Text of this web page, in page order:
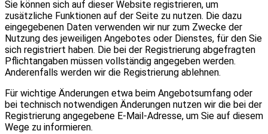
Sie können sich auf dieser Website registrieren, um
zusätzliche Funktionen auf der Seite zu nutzen. Die dazu
eingegebenen Daten verwenden wir nur zum Zwecke der
Nutzung des jeweiligen Angebotes oder Dienstes, für den Sie
sich registriert haben. Die bei der Registrierung abgefragten
Pflichtangaben müssen vollständig angegeben werden.
Anderenfalls werden wir die Registrierung ablehnen.
Für wichtige Änderungen etwa beim Angebotsumfang oder
bei technisch notwendigen Änderungen nutzen wir die bei der
Registrierung angegebene E-Mail-Adresse, um Sie auf diesem
Wege zu informieren.